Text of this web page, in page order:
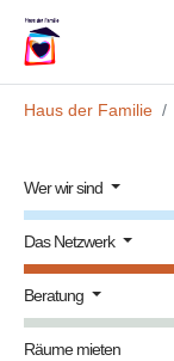
Haus der Familie
Wer wir sind
Das Netzwerk
Beratung
Räume mieten